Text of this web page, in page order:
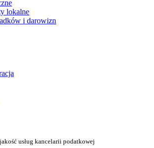
lokalne
i darowizn
usług kancelarii podatkowej